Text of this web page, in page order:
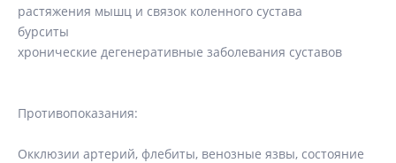
растяжения мышц и связок коленного сустава
бурситы
хронические дегенеративные заболевания суставов
Противопоказания:
Окклюзии артерий, флебиты, венозные язвы, состояние